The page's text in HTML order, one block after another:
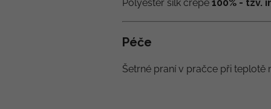
Polyester silk crepe 100% - tzv.
Péče
Šetrné praní v pračce při teplotě